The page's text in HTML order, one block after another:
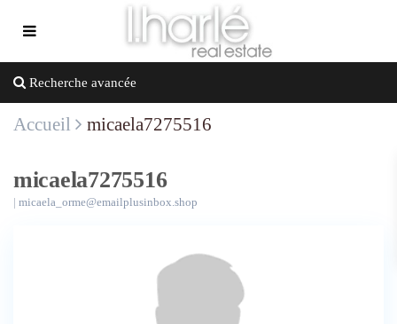
Recherche avancée
Accueil micaela7275516
micaela7275516
| micaela_orme@emailplusinbox.shop